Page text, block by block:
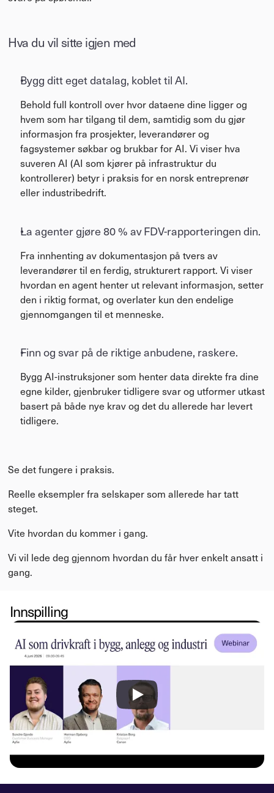
Hva du vil sitte igjen med
Bygg ditt eget datalag, koblet til AI.
Behold full kontroll over hvor dataene dine ligger og
hvem som har tilgang til dem, samtidig som du gjør
informasjon fra prosjekter, leverandører og
fagsystemer søkbar og brukbar for AI. Vi viser hva
suveren AI (AI som kjører på infrastruktur du
kontrollerer) betyr i praksis for en norsk entreprenør
eller industribedrift.
La agenter gjøre 80 % av FDV-rapporteringen din.
Fra innhenting av dokumentasjon på tvers av
leverandører til en ferdig, strukturert rapport. Vi viser
hvordan en agent henter ut relevant informasjon, setter
den i riktig format, og overlater kun den endelige
gjennomgangen til et menneske.
Finn og svar på de riktige anbudene, raskere.
Bygg AI-instruksjoner som henter data direkte fra dine
egne kilder, gjenbruker tidligere svar og utformer utkast
basert på både nye krav og det du allerede har levert
tidligere.
Se det fungere i praksis.
Reelle eksempler fra selskaper som allerede har tatt
steget.
Vite hvordan du kommer i gang.
Vi vil lede deg gjennom hvordan du får hver enkelt ansatt i
gang.
Innspilling